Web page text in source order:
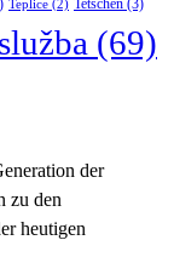
Teplice (2) Tetschen (3)
(69)
der
zu den
heutigen